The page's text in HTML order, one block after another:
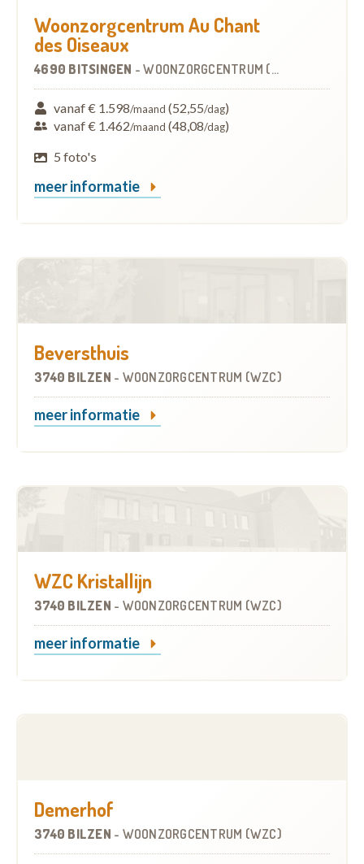
Woonzorgcentrum Au Chant
des Oiseaux
4690 BITSINGEN -WOONZORGCENTRUM (WZC)
vanaf € 1.598/maand (52,55/dag)
vanaf € 1.462/maand (48,08/dag)
5 foto's
meer informatie
Beversthuis
3740 BILZEN - WOONZORGCENTRUM (WZC)
meer informatie
WZC Kristallijn
3740 BILZEN - WOONZORGCENTRUM (WZC)
meer informatie
Demerhof
3740 BILZEN - WOONZORGCENTRUM (WZC)